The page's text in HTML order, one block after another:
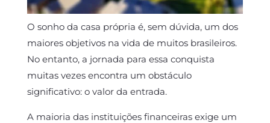
O sonho da casa própria é, sem dúvida, um dos
maiores objetivos na vida de muitos brasileiros.
No entanto, a jornada para essa conquista
muitas vezes encontra um obstáculo
significativo: o valor da entrada.
A maioria das instituições financeiras exige um